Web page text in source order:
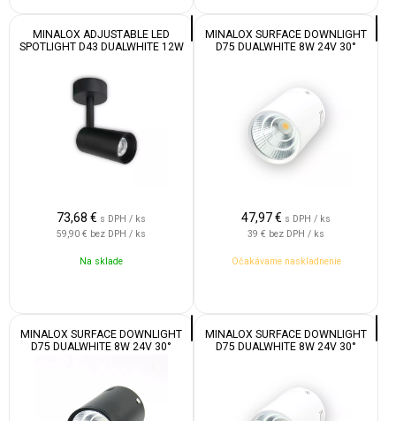
MINALOX ADJUSTABLE LED
SPOTLIGHT D43 DUALWHITE 12W
73,68 € s DPH / ks
59,90 € bez DPH / ks
Na sklade
MINALOX SURFACE DOWNLIGHT
D75 DUALWHITE 8W 24V 30°
47,97€ s DPH / ks
39 € bez DPH / ks
Očakávame naskladnenie
MINALOX SURFACE DOWNLIGHT
D75 DUALWHITE 8W 24V 30°
MINALOX SURFACE DOWNLIGHT
D75 DUALWHITE 8W 24V 30°